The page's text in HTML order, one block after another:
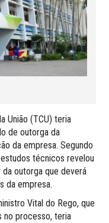
União (TCU) teria
de outorga da
da empresa. Segundo
técnicos revelou
da outorga que deverá
da empresa.
Vital do Rego, que
no processo, teria